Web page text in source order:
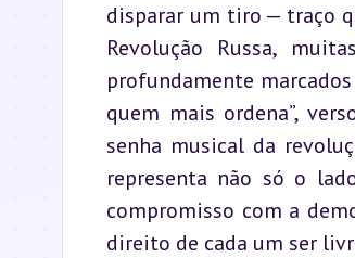
disparar um tiro — traço
Revolução Russa,
profundamente
quem mais ordena”,
senha musical da
representa não só o
compromisso com a
direito de cada um ser